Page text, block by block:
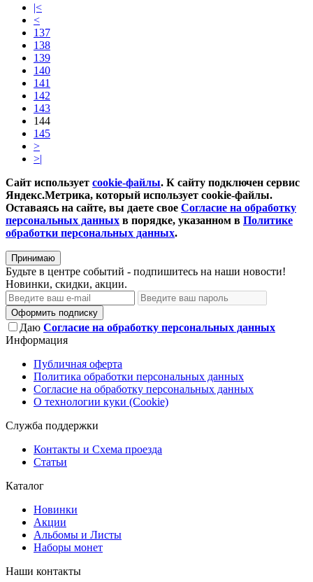
|<
<
137
138
139
140
141
142
143
144
145
>
>|
Сайт использует cookie-файлы. К cайту подключен сервис
Яндекс.Метрика, который использует cookie-файлы.
Оставаясь на сайте, вы даете свое Согласие на обработку
персональных данных в порядке, указанном в Политике
обработки персональных данных.
Принимаю
Будьте в центре событий - подпишитесь на наши новости!
Новинки, скидки, акции.
Оформить подписку
Даю Согласие на обработку персональных данных
Информация
Публичная оферта
Политика обработки персональных данных
Согласие на обработку персональных данных
О технологии куки (Cookie)
Служба поддержки
Контакты и Схема проезда
Статьи
Каталог
Новинки
Акции
Альбомы и Листы
Наборы монет
Наши контакты